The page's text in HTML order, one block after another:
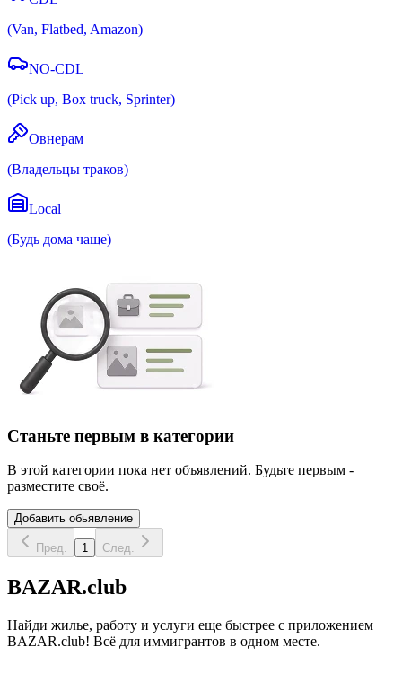
(Van, Flatbed, Amazon)
NO-CDL
(Pick up, Box truck, Sprinter)
Овнерам
(Владельцы траков)
Local
(Будь дома чаще)
Станьте первым в категории
В этой категории пока нет объявлений. Будьте первым -
разместите своё.
Добавить обьявление
Пред. 1 След.
BAZAR.club
Найди жилье, работу и услуги еще быстрее с приложением
BAZAR.club! Всё для иммигрантов в одном месте.